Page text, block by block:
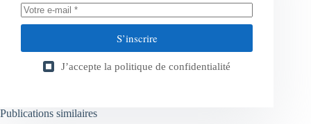
S’inscrire
J’accepte la politique de confidentialité
Publications similaires